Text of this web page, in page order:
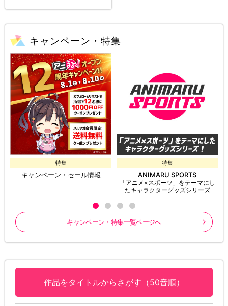
キャンペーン・特集
特集
キャンペーン・セール情報
特集
ANIMARU SPORTS
「アニメ×スポーツ」をテーマにし
たキャラクターグッズシリーズ
キャンペーン・特集一覧ページへ
作品をタイトルからさがす（50音順）